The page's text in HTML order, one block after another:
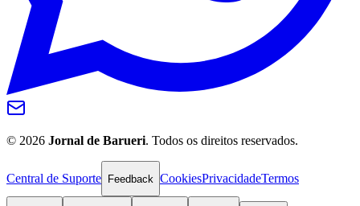
© 2026 Jornal de Barueri. Todos os direitos reservados.
Central de Suporte Feedback CookiesPrivacidadeTermos